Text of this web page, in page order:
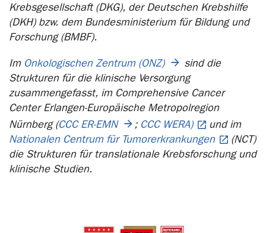
Krebsgesellschaft (DKG), der Deutschen Krebshilfe
(DKH) bzw. dem Bundesministerium für Bildung und
Forschung (BMBF).
Im Onkologischen Zentrum (ONZ)
sind die
Strukturen für die klinische Versorgung
zusammengefasst, im Comprehensive Cancer
Center Erlangen-Europäische Metropolregion
Nürnberg (CCC ER-EMN ; CCC WERA)
und im
Nationalen Centrum für Tumorerkrankungen
(NCT)
die Strukturen für translationale Krebsforschung und
klinische Studien.